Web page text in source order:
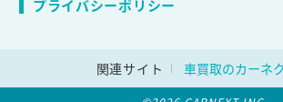
プライバシーポリシー
関連サイト 車買取のカーネ